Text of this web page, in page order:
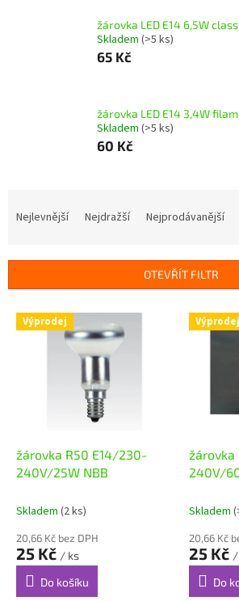
žárovka LED E14 6,5W
Skladem (>5 ks)
65 Kč
žárovka LED E14 3,4W
Skladem (>5 ks)
60 Kč
í
Nejlevnější Nejdražší Nejprodávanější
OTEVŘÍT FILTR
V Výprodej
žárovka R50 E14/230-
240V/25W NBB
Skladem (2 ks)
20,66 Kč bez DPH
25 Kč / ks
Do košíku
Výprodej
žárovka
240V/
Skladem
20,66 Kč
25 Kč /
Do